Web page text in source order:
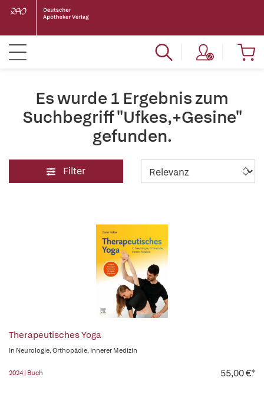
Es wurde 1 Ergebnis zum
Suchbegriff "Ufkes,+Gesine"
gefunden.
Filter
Therapeutisches Yoga
In Neurologie, Orthopädie, Innerer Medizin
2024 | Buch 55,00 €*